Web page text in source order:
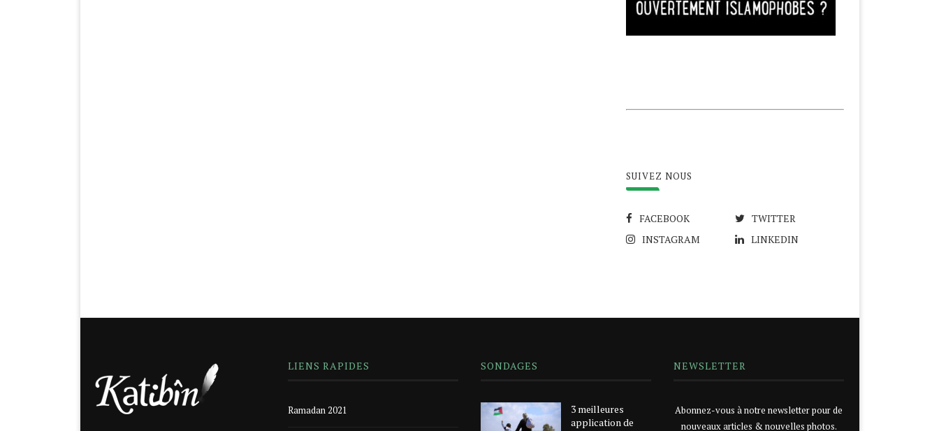
SUIVEZ NOUS
FACEBOOK
TWITTER
INSTAGRAM
LINKEDIN
LIENS RAPIDES
Ramadan 2021
SONDAGES
3 meilleures
application de
NEWSLETTER
Abonnez-vous à notre newsletter pour de
nouveaux articles & nouvelles photos.